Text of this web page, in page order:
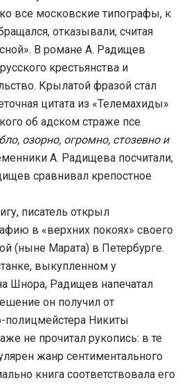
все московские типографы, к
отказывали, считая
В романе А. Радищев
крестьянства и
Крылатой фразой стал
цитата из «Телемахиды»
об адском страже псе
озорно, огромно, стозевно и
А. Радищева посчитали,
сравнивал крепостное
писатель открыл
в «верхних покоях» своего
(ныне Марата) в Петербурге.
выкупленном у
Шнора, Радищев напечатал
он получил от
полицмейстера Никиты
не прочитал рукопись: в те
жанр сентиментального
книга соответствовала его